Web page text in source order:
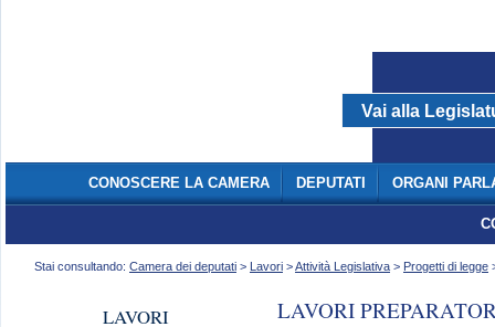
Vai alla
CONOSCERE LA CAMERA DEPUTATI ORGANI
Stai consultando: Camera dei deputati > Lavori >Attività Legislativa > Progetti di legge
LAVORI LAVORI